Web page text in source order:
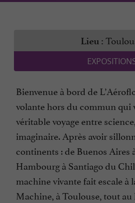
Lieu :
Bienvenue à bord de
volante hors du commun qui
véritable voyage entre
imaginaire. Après avoir
continents : de Buenos Aires
Hambourg à Santiago du
machine vivante fait escale à
Machine, à Toulouse, tout au